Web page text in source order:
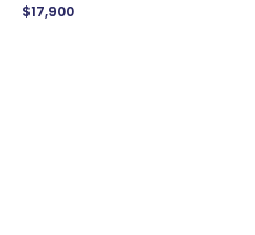
$17,900